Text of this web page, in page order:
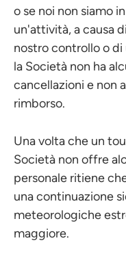
o se noi non siamo
un'attività, a causa
nostro controllo o
la Società non ha
cancellazioni e non
rimborso.
Una volta che un
Società non offre
personale ritiene
una continuazione
meteorologiche
maggiore.